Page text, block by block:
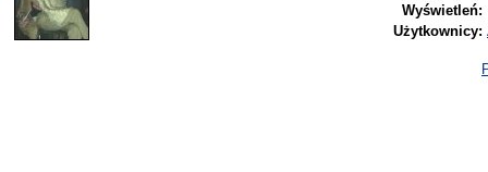
Wyświetleń:
Użytkownicy: